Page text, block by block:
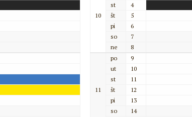
10
st
4
št
5
pi
6
so
7
ne
8
11
po
9
ut
10
st
11
št
12
pi
13
so
14